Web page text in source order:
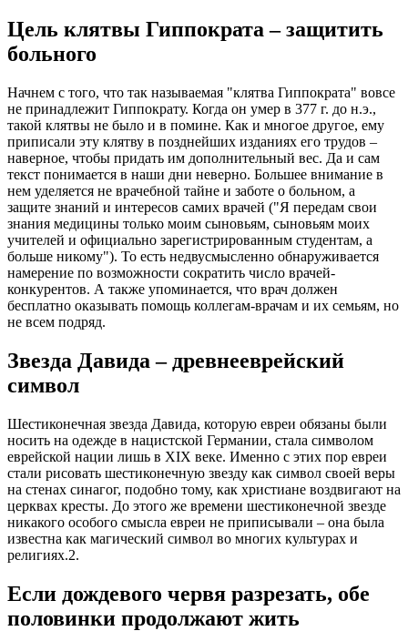
Цель клятвы Гиппократа – защитить
больного
Начнем с того, что так называемая "клятва Гиппократа" вовсе
не принадлежит Гиппократу. Когда он умер в 377 г. до н.э.,
такой клятвы не было и в помине. Как и многое другое, ему
приписали эту клятву в позднейших изданиях его трудов –
наверное, чтобы придать им дополнительный вес. Да и сам
текст понимается в наши дни неверно. Большее внимание в
нем уделяется не врачебной тайне и заботе о больном, а
защите знаний и интересов самих врачей ("Я передам свои
знания медицины только моим сыновьям, сыновьям моих
учителей и официально зарегистрированным студентам, а
больше никому"). То есть недвусмысленно обнаруживается
намерение по возможности сократить число врачей-
конкурентов. А также упоминается, что врач должен
бесплатно оказывать помощь коллегам-врачам и их семьям, но
не всем подряд.
Звезда Давида – древнееврейский
символ
Шестиконечная звезда Давида, которую евреи обязаны были
носить на одежде в нацистской Германии, стала символом
еврейской нации лишь в XIX веке. Именно с этих пор евреи
стали рисовать шестиконечную звезду как символ своей веры
на стенах синагог, подобно тому, как христиане воздвигают на
церквах кресты. До этого же времени шестиконечной звезде
никакого особого смысла евреи не приписывали – она была
известна как магический символ во многих культурах и
религиях.2.
Если дождевого червя разрезать, обе
половинки продолжают жить